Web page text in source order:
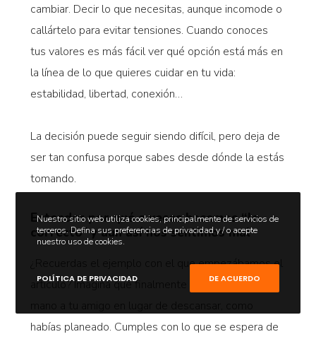
cambiar. Decir lo que necesitas, aunque incomode o
callártelo para evitar tensiones. Cuando conoces
tus valores es más fácil ver qué opción está más en
la línea de lo que quieres cuidar en tu vida:
estabilidad, libertad, conexión…
La decisión puede seguir siendo difícil, pero deja de
ser tan confusa porque sabes desde dónde la estás
tomando.
Entender por qué a veces hacemos “lo
correcto” y aun así nos sentimos mal
¿Recuerdas el ejemplo con el que empezábamos el
artículo? Imagina que finalmente decides echar una
habías planeado. Cumples con lo que se espera de
Nuestro sitio web utiliza cookies, principalmente de servicios de
terceros. Defina sus preferencias de privacidad y / o acepte
nuestro uso de cookies.
POLÍTICA DE PRIVACIDAD DE ACUERDO